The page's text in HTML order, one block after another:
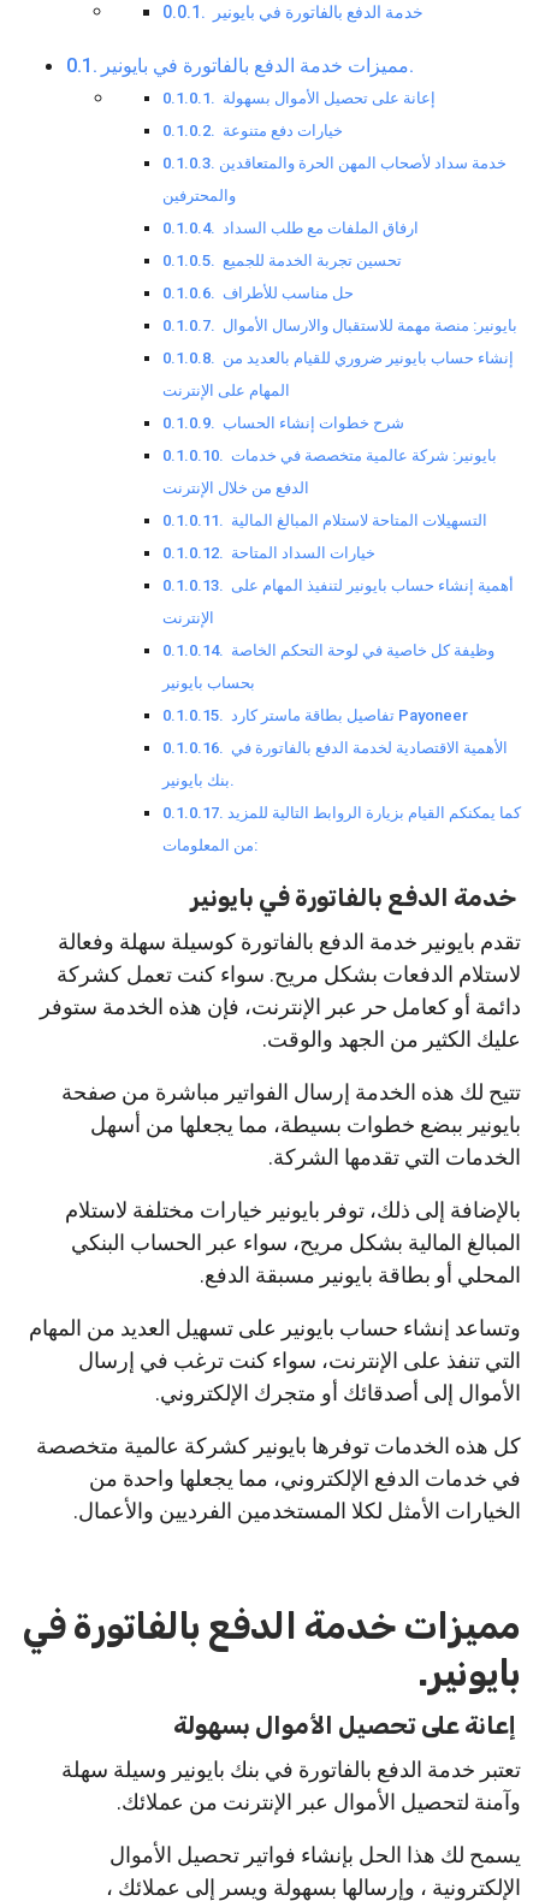
خدمة الدفع بالفاتورة في بايونير
مميزات خدمة الدفع بالفاتورة في بايونير.
إعانة على تحصيل الأموال بسهولة
خيارات دفع متنوعة
خدمة سداد لأصحاب المهن الحرة والمتعاقدين
والمحترفين
ارفاق الملفات مع طلب السداد
تحسين تجربة الخدمة للجميع
حل مناسب للأطراف
بايونير: منصة مهمة للاستقبال والارسال الأموال
المهام على الإنترنت
شرح خطوات إنشاء الحساب
الدفع من خلال الإنترنت
التسهيلات المتاحة لاستلام المبالغ المالية
خيارات السداد المتاحة
الإنترنت
بحساب بايونير
تفاصيل بطاقة ماستر كارد Payoneer
كما يمكنكم القيام بزيارة الروابط التالية للمزيد
من المعلومات:
خدمة الدفع بالفاتورة في بايونير
تقدم بايونير خدمة الدفع بالفاتورة كوسيلة سهلة وفعالة
لاستلام الدفعات بشكل مريح. سواء كنت تعمل كشركة
دائمة أو كعامل حر عبر الإنترنت، فإن هذه الخدمة ستوفر
عليك الكثير من الجهد والوقت.
تتيح لك هذه الخدمة إرسال الفواتير مباشرة من صفحة
بايونير ببضع خطوات بسيطة، مما يجعلها من أسهل
الخدمات التي تقدمها الشركة.
بالإضافة إلى ذلك، توفر بايونير خيارات مختلفة لاستلام
المبالغ المالية بشكل مريح، سواء عبر الحساب البنكي
المحلي أو بطاقة بايونير مسبقة الدفع.
وتساعد إنشاء حساب بايونير على تسهيل العديد من المهام
التي تنفذ على الإنترنت، سواء كنت ترغب في إرسال
الأموال إلى أصدقائك أو متجرك الإلكتروني.
كل هذه الخدمات توفرها بايونير كشركة عالمية متخصصة
في خدمات الدفع الإلكتروني، مما يجعلها واحدة من
الخيارات الأمثل لكلا المستخدمين الفرديين والأعمال.
مميزات خدمة الدفع بالفاتورة في
بايونير.
إعانة على تحصيل الأموال بسهولة
تعتبر خدمة الدفع بالفاتورة في بنك بايونير وسيلة سهلة
وآمنة لتحصيل الأموال عبر الإنترنت من عملائك.
يسمح لك هذا الحل بإنشاء فواتير تحصيل الأموال
الإلكترونية ، وإرسالها بسهولة ويسر إلى عملائك ،